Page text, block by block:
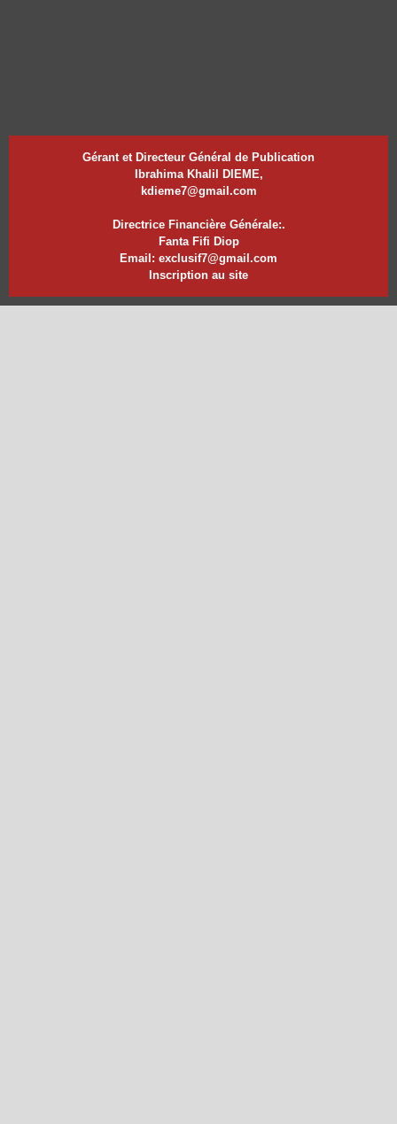
Gérant et Directeur Général de Publication
Ibrahima Khalil DIEME,
kdieme7@gmail.com
Directrice Financière Générale:.
Fanta Fifi Diop
Email: exclusif7@gmail.com
Inscription au site